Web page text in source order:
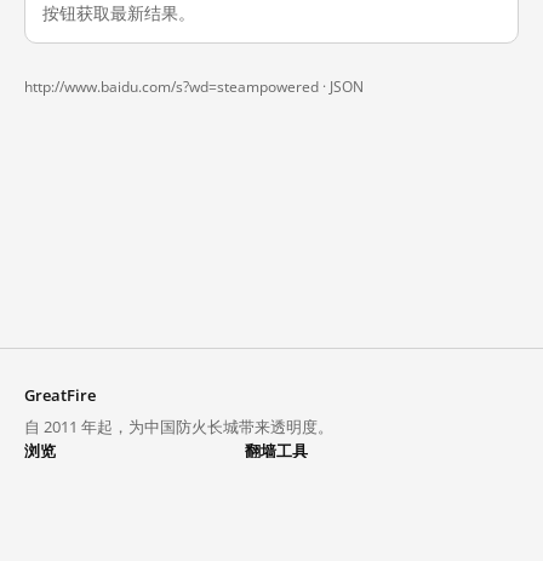
按钮获取最新结果。
http://www.baidu.com/s?wd=steampowered · JSON
GreatFire
自 2011 年起，为中国防火长城带来透明度。
浏览
翻墙工具